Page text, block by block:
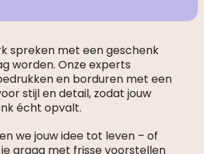
spreken met een geschenk
worden. Onze experts
en borduren met een
stijl en detail, zodat jouw
écht opvalt.
we jouw idee tot leven – of
graag met frisse voorstellen